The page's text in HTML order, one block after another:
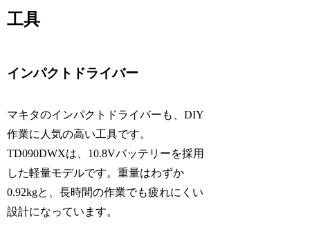
工具
インパクトドライバー
マキタのインパクトドライバーも、DIY
作業に人気の高い工具です。
TD090DWXは、10.8Vバッテリーを採用
した軽量モデルです。重量はわずか
0.92kgと、長時間の作業でも疲れにくい
設計になっています。